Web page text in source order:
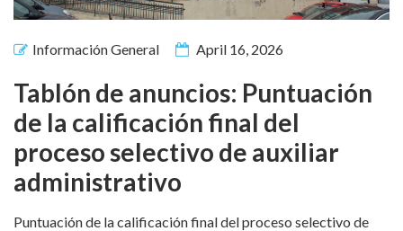
Información General April 16, 2026
Tablón de anuncios: Puntuación
de la calificación final del
proceso selectivo de auxiliar
administrativo
Puntuación de la calificación final del proceso selectivo de